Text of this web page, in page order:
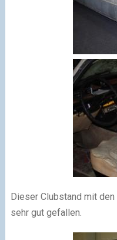
Dieser Clubstand mit den
sehr gut gefallen.